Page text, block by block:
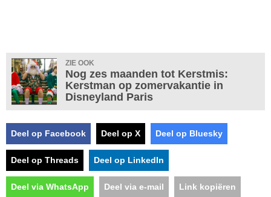
ZIE OOK
Nog zes maanden tot Kerstmis:
Kerstman op zomervakantie in
Disneyland Paris
Deel op Facebook Deel op X Deel op Bluesky
Deel op Threads Deel op LinkedIn
Deel via WhatsApp Deel via e-mail Link kopiëren